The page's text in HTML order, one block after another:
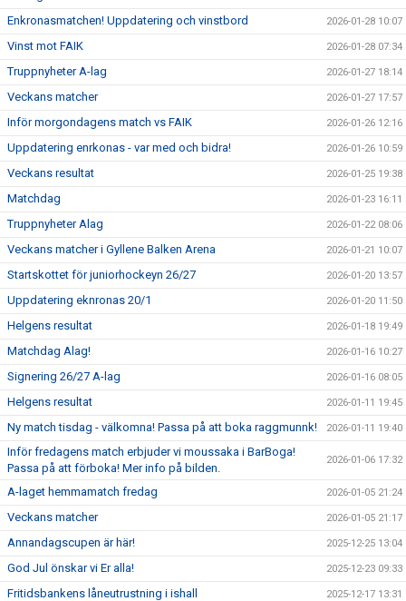
Enkronasmatchen! Uppdatering och vinstbord 2026-01-28 10:07
Vinst mot FAIK 2026-01-28 07:34
Truppnyheter A-lag 2026-01-27 18:14
Veckans matcher 2026-01-27 17:57
Inför morgondagens match vs FAIK 2026-01-26 12:16
Uppdatering enrkonas - var med och bidra! 2026-01-26 10:59
Veckans resultat 2026-01-25 19:38
Matchdag 2026-01-23 16:11
Truppnyheter Alag 2026-01-22 08:06
Veckans matcher i Gyllene Balken Arena 2026-01-21 10:07
Startskottet för juniorhockeyn 26/27 2026-01-20 13:57
Uppdatering eknronas 20/1 2026-01-20 11:50
Helgens resultat 2026-01-18 19:49
Matchdag Alag! 2026-01-16 10:27
Signering 26/27 A-lag 2026-01-16 08:05
Helgens resultat 2026-01-11 19:45
Ny match tisdag - välkomna! Passa på att boka raggmunnk! 2026-01-11 19:40
Inför fredagens match erbjuder vi moussaka i BarBoga!
Passa på att förboka! Mer info på bilden.
2026-01-06 17:32
A-laget hemmamatch fredag 2026-01-05 21:24
Veckans matcher 2026-01-05 21:17
Annandagscupen är här! 2025-12-25 13:04
God Jul önskar vi Er alla! 2025-12-23 09:33
Fritidsbankens låneutrustning i ishall 2025-12-17 13:31